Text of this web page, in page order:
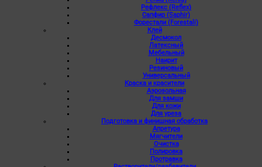
Рефлекс (Reflex)
Сапфир (Saphir)
Форестали (Forestali)
Клей
Десмокол
Латексный
Мебельный
Наирит
Резиновый
Универсальный
Краска и красители
Аэрозольная
Для замши
Для кожи
Для уреза
Подготовка и финишная обработка
Апретура
Мягчители
Очистка
Полировка
Протравка